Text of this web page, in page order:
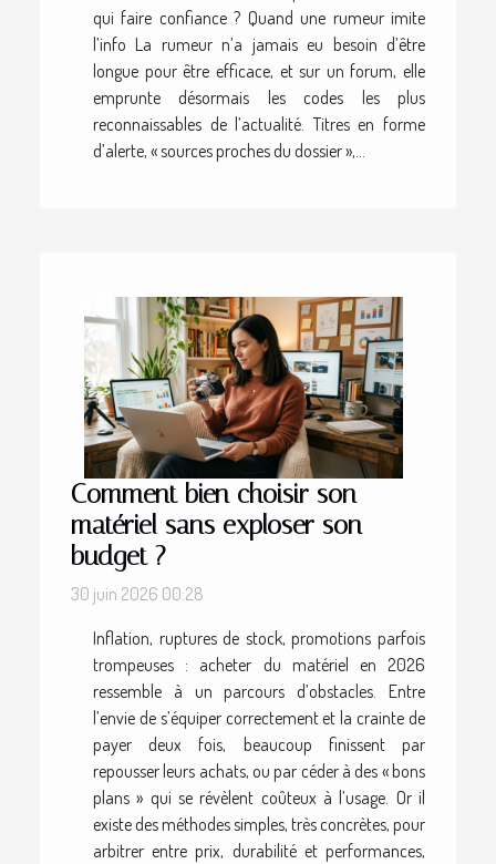
qui faire confiance ? Quand une rumeur imite
l’info La rumeur n’a jamais eu besoin d’être
longue pour être efficace, et sur un forum, elle
emprunte désormais les codes les plus
reconnaissables de l’actualité. Titres en forme
d’alerte, « sources proches du dossier »,...
Comment bien choisir son
matériel sans exploser son
budget ?
30 juin 2026 00:28
Inflation, ruptures de stock, promotions parfois
trompeuses : acheter du matériel en 2026
ressemble à un parcours d’obstacles. Entre
l’envie de s’équiper correctement et la crainte de
payer deux fois, beaucoup finissent par
repousser leurs achats, ou par céder à des « bons
plans » qui se révèlent coûteux à l’usage. Or il
existe des méthodes simples, très concrètes, pour
arbitrer entre prix, durabilité et performances,